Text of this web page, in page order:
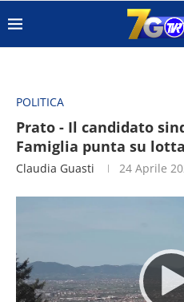
POLITICA
Prato - Il candidato
Famiglia punta su
Claudia Guasti 24 Aprile